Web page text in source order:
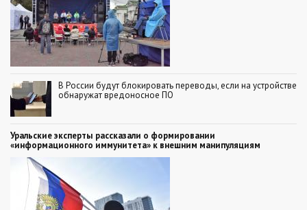
В России будут блокировать переводы, если на устройстве
обнаружат вредоносное ПО
Уральские эксперты рассказали о формировании
«информационного иммунитета» к внешним манипуляциям